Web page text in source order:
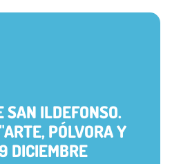
SAN ILDEFONSO.
PÓLVORA Y
DICIEMBRE